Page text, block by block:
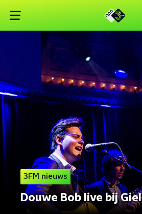
3FM nieuws
Douwe Bob live bij Giel